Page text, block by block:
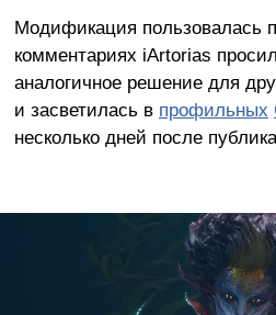
Модификация пользовалась
комментариях iArtorias
аналогичное решение для
и засветилась в профильных
несколько дней после